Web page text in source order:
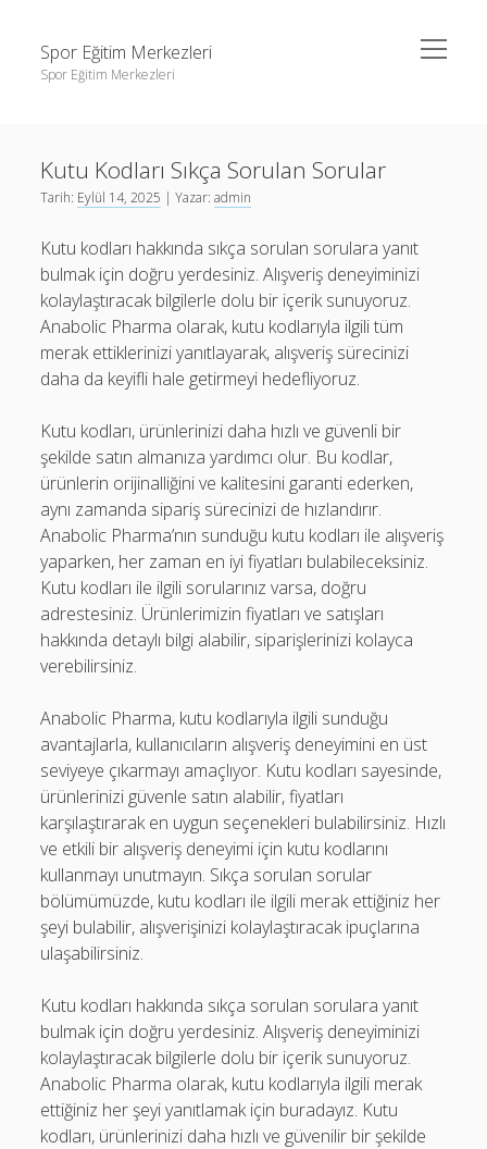
Spor Eğitim Merkezleri
Spor Eğitim Merkezleri
menüyü
aç
Sayfa Listesi
Şifresiz Instagram Beğeni Arttırma
Tiktok Yorum Yükleme Bedava
Sayfa Listesi
Şifresiz Instagram Beğeni Arttırma
Tiktok Yorum Yükleme Bedava
Kutu Kodları Sıkça Sorulan Sorular
Tarih: Eylül 14, 2025 | Yazar:admin
Kutu kodları hakkında sıkça sorulan sorulara yanıt
bulmak için doğru yerdesiniz. Alışveriş deneyiminizi
kolaylaştıracak bilgilerle dolu bir içerik sunuyoruz.
Anabolic Pharma olarak, kutu kodlarıyla ilgili tüm
merak ettiklerinizi yanıtlayarak, alışveriş sürecinizi
daha da keyifli hale getirmeyi hedefliyoruz.
Kutu kodları, ürünlerinizi daha hızlı ve güvenli bir
şekilde satın almanıza yardımcı olur. Bu kodlar,
ürünlerin orijinalliğini ve kalitesini garanti ederken,
aynı zamanda sipariş sürecinizi de hızlandırır.
Anabolic Pharma’nın sunduğu kutu kodları ile alışveriş
yaparken, her zaman en iyi fiyatları bulabileceksiniz.
Kutu kodları ile ilgili sorularınız varsa, doğru
adrestesiniz. Ürünlerimizin fiyatları ve satışları
hakkında detaylı bilgi alabilir, siparişlerinizi kolayca
verebilirsiniz.
Anabolic Pharma, kutu kodlarıyla ilgili sunduğu
avantajlarla, kullanıcıların alışveriş deneyimini en üst
seviyeye çıkarmayı amaçlıyor. Kutu kodları sayesinde,
ürünlerinizi güvenle satın alabilir, fiyatları
karşılaştırarak en uygun seçenekleri bulabilirsiniz. Hızlı
ve etkili bir alışveriş deneyimi için kutu kodlarını
kullanmayı unutmayın. Sıkça sorulan sorular
bölümümüzde, kutu kodları ile ilgili merak ettiğiniz her
şeyi bulabilir, alışverişinizi kolaylaştıracak ipuçlarına
ulaşabilirsiniz.
Kutu kodları hakkında sıkça sorulan sorulara yanıt
bulmak için doğru yerdesiniz. Alışveriş deneyiminizi
kolaylaştıracak bilgilerle dolu bir içerik sunuyoruz.
Anabolic Pharma olarak, kutu kodlarıyla ilgili merak
ettiğiniz her şeyi yanıtlamak için buradayız. Kutu
kodları, ürünlerinizi daha hızlı ve güvenilir bir şekilde